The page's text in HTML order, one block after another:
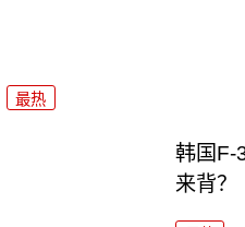
最热
韩国F-
来背？